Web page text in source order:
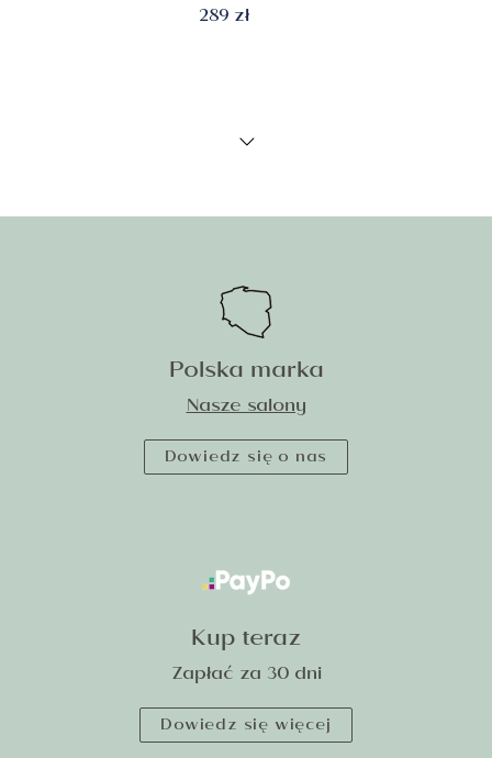
289 zł
Polska marka
Nasze salony
Dowiedz się o nas
Kup teraz
Zapłać za 30 dni
Dowiedz się więcej